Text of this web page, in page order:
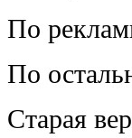
По
По
Старая